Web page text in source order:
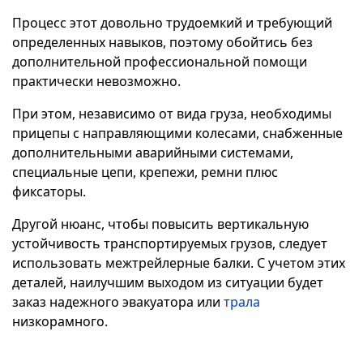
Процесс этот довольно трудоемкий и требующий
определенных навыков, поэтому обойтись без
дополнительной профессиональной помощи
практически невозможно.
При этом, независимо от вида груза, необходимы
прицепы с направляющими колесами, снабженные
дополнительными аварийными системами,
специальные цепи, крепежи, ремни плюс
фиксаторы.
Другой нюанс, чтобы повысить вертикальную
устойчивость транспортируемых грузов, следует
использовать межтрейлерные балки. С учетом этих
деталей, наилучшим выходом из ситуации будет
заказ надежного эвакуатора или трала
низкорамного.